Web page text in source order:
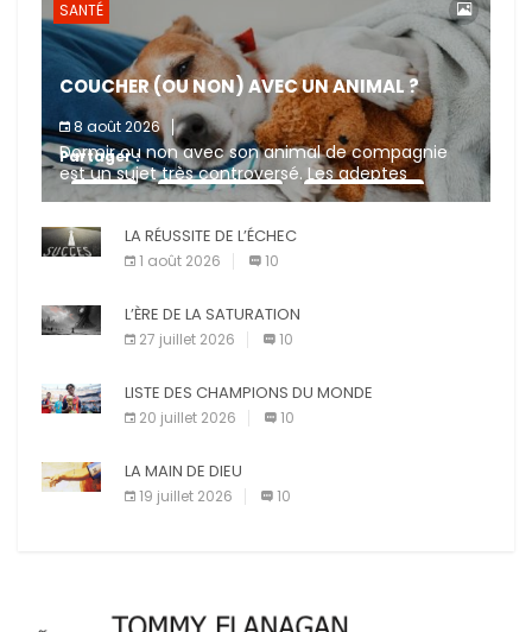
SANTÉ
COUCHER (OU NON) AVEC UN ANIMAL ?
8 août 2026
Dormir ou non avec son animal de compagnie
est un sujet très controversé. Les adeptes
affirment que la présence de leur compagnon à
Partager :
Facebook Pinterest
E-mail Imprimer
LA RÉUSSITE DE L’ÉCHEC
1 août 2026 10
L’ÈRE DE LA SATURATION
27 juillet 2026 10
LISTE DES CHAMPIONS DU MONDE
20 juillet 2026 10
LA MAIN DE DIEU
19 juillet 2026 10